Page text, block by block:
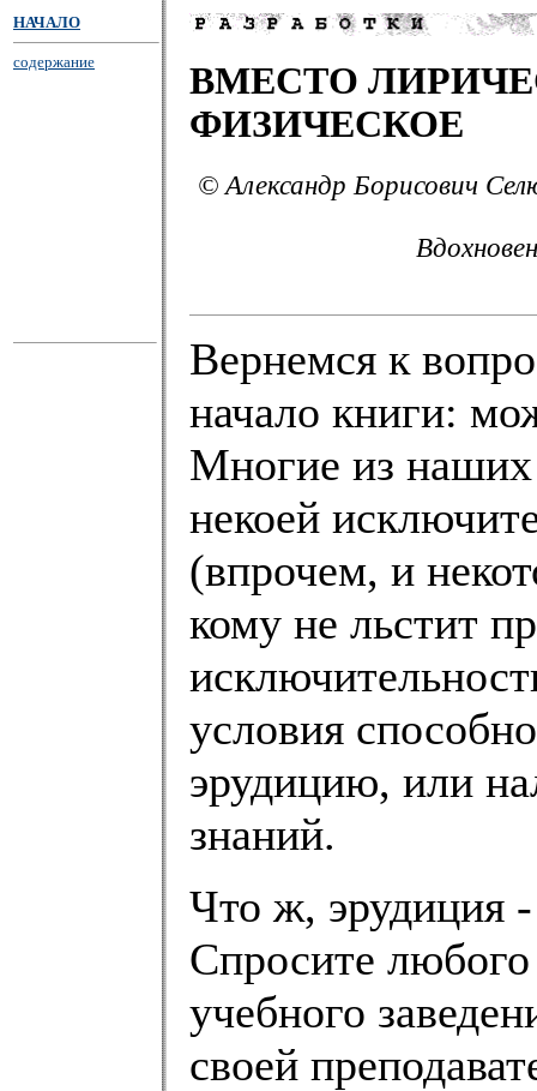
НАЧАЛО
содержание
ВМЕСТО
ФИЗИЧЕСКОЕ
© Александр Борисович
Вернемся к
начало книги:
Многие из наших
некоей
(впрочем, и
кому не льстит
условия
эрудицию, или
знаний.
Что ж, эрудиция -
Спросите
учебного
своей